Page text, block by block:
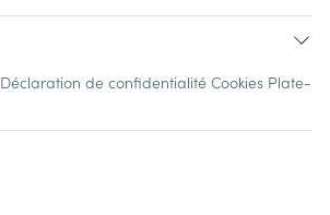
Déclaration de confidentialité Cookies Plate-